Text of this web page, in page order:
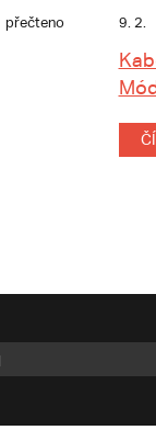
přečteno 9. 2.